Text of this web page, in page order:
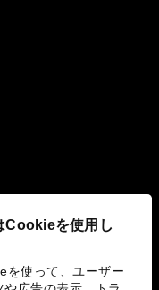
Cookieを使用し
を使って、ユーザー